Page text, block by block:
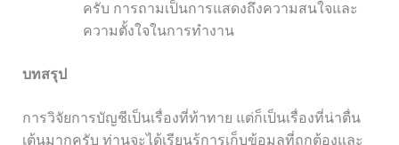
ครับ การถามเป็นการแสดงถึงความสนใจและ
ความตั้งใจในการทำงาน
บทสรุป
การวิจัยการบัญชีเป็นเรื่องที่ท้าทาย แต่ก็เป็นเรื่องที่น่าตื่น
เต้นมากครับ ท่านจะได้เรียนรู้การเก็บข้อมูลที่ถูกต้องและ